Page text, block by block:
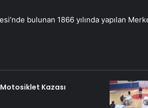
bulunan 1866 yılında yapılan
Kazası